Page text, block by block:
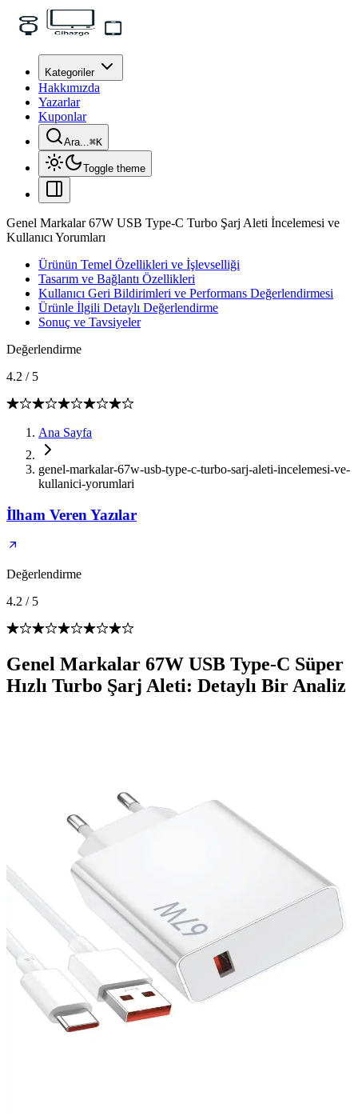
Kategoriler
Hakkımızda
Yazarlar
Kuponlar
Ara...⌘K
Toggle theme
Genel Markalar 67W USB Type-C Turbo Şarj Aleti İncelemesi ve
Kullanıcı Yorumları
Ürünün Temel Özellikleri ve İşlevselliği
Tasarım ve Bağlantı Özellikleri
Kullanıcı Geri Bildirimleri ve Performans Değerlendirmesi
Ürünle İlgili Detaylı Değerlendirme
Sonuç ve Tavsiyeler
Değerlendirme
4.2 / 5
Ana Sayfa
genel-markalar-67w-usb-type-c-turbo-sarj-aleti-incelemesi-ve-
kullanici-yorumlari
İlham Veren Yazılar
Değerlendirme
4.2 / 5
Genel Markalar 67W USB Type-C Süper
Hızlı Turbo Şarj Aleti: Detaylı Bir Analiz